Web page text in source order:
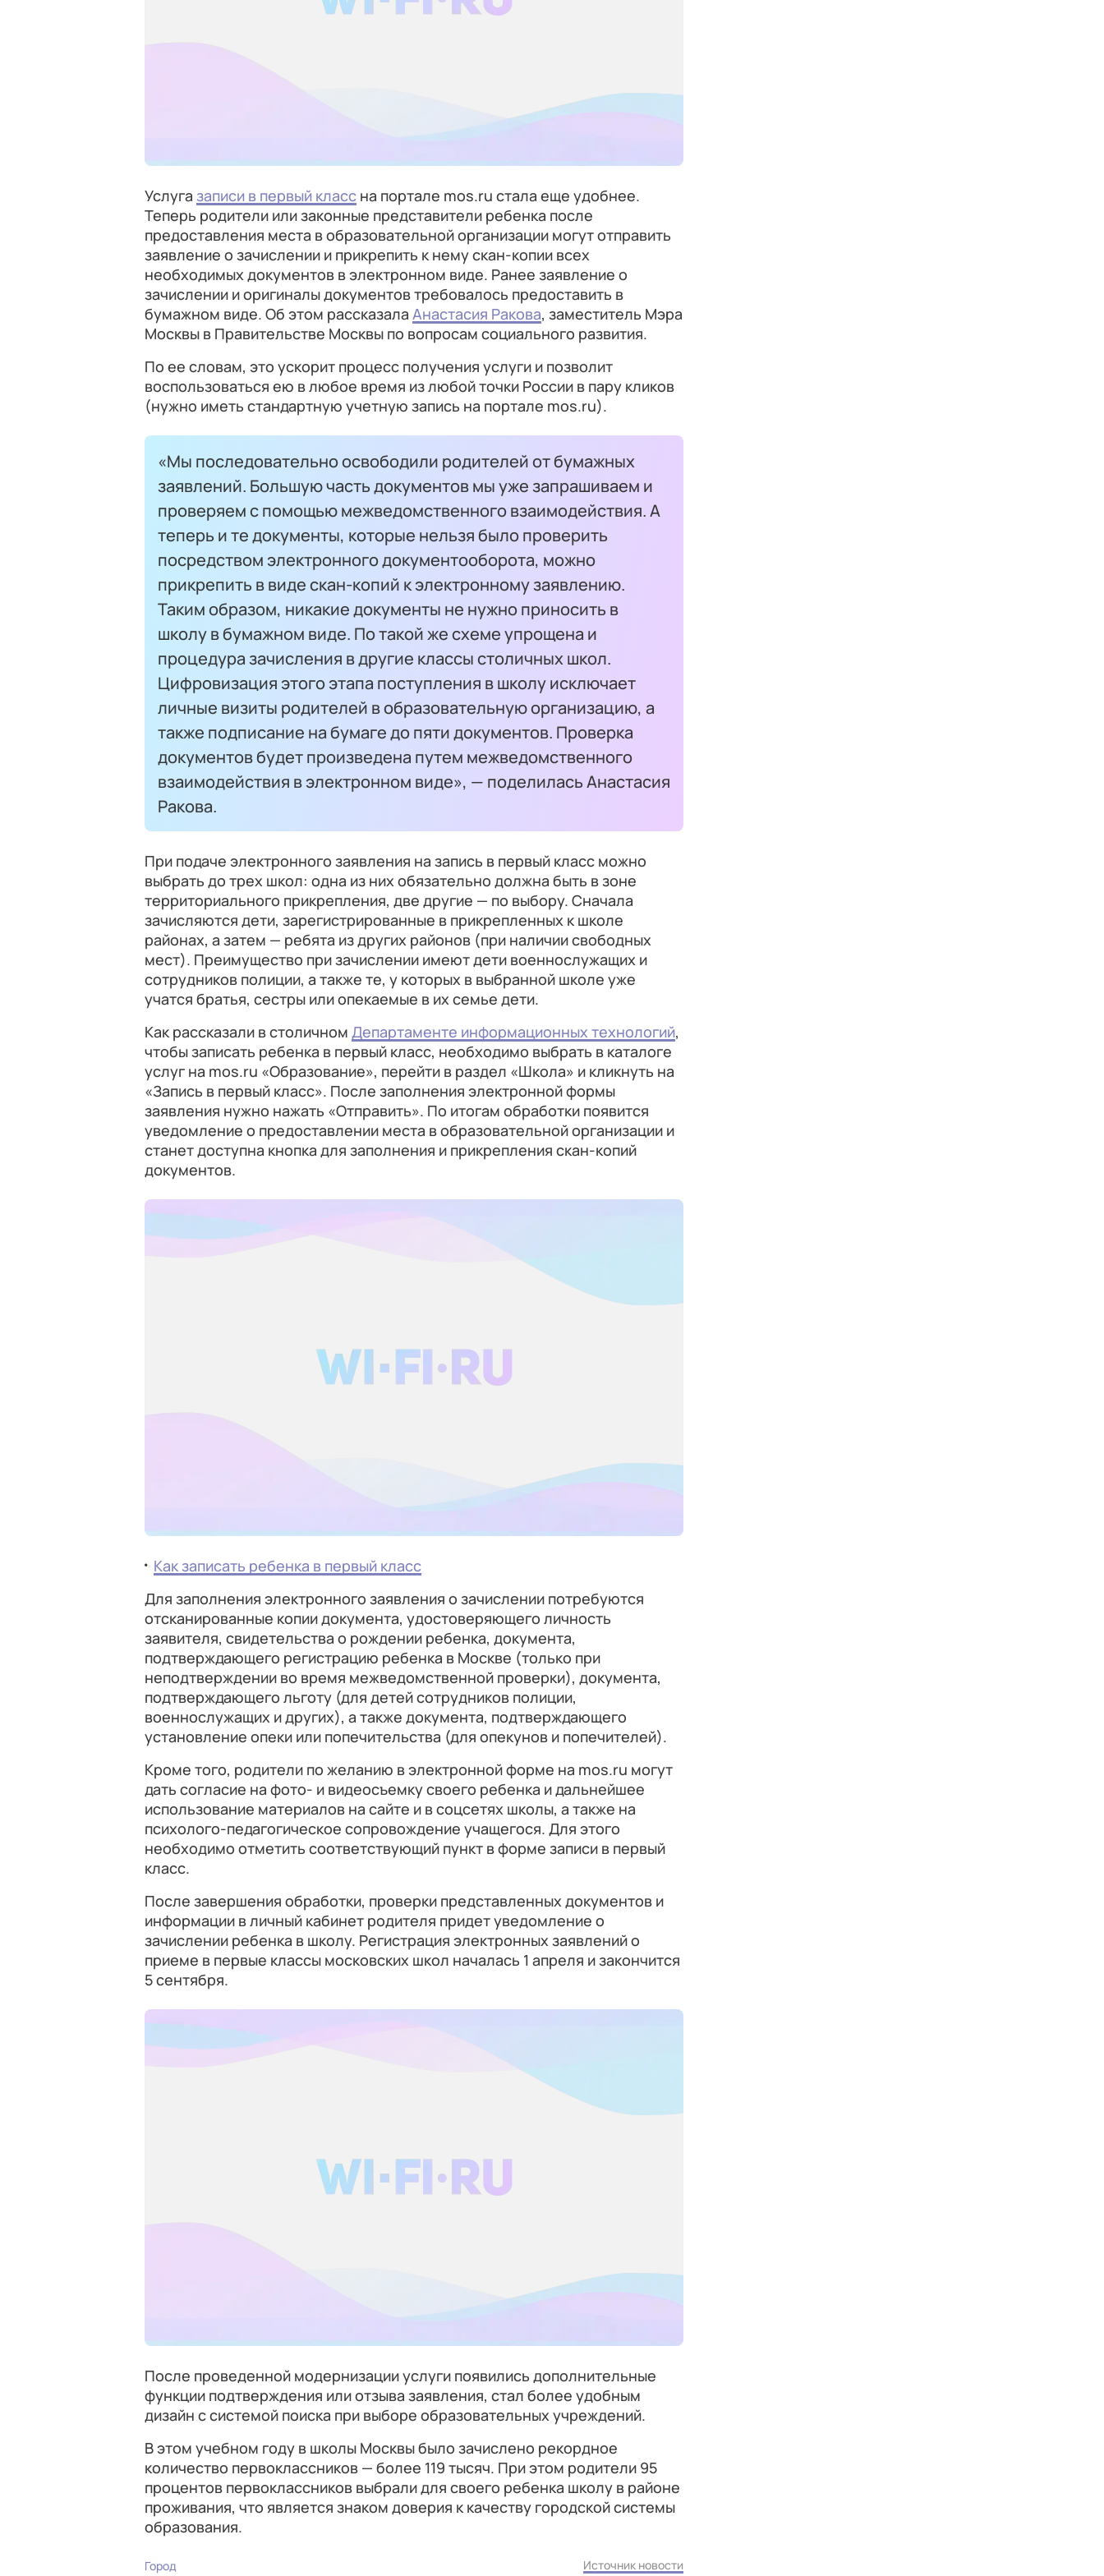
Услуга записи в первый класс на портале mos.ru стала еще удобнее.
Теперь родители или законные представители ребенка после
предоставления места в образовательной организации могут отправить
заявление о зачислении и прикрепить к нему скан-копии всех
необходимых документов в электронном виде. Ранее заявление о
зачислении и оригиналы документов требовалось предоставить в
бумажном виде. Об этом рассказала Анастасия Ракова, заместитель Мэра
Москвы в Правительстве Москвы по вопросам социального развития.
По ее словам, это ускорит процесс получения услуги и позволит
воспользоваться ею в любое время из любой точки России в пару кликов
(нужно иметь стандартную учетную запись на портале mos.ru).
«Мы последовательно освободили родителей от бумажных
заявлений. Большую часть документов мы уже запрашиваем и
проверяем с помощью межведомственного взаимодействия. А
теперь и те документы, которые нельзя было проверить
посредством электронного документооборота, можно
прикрепить в виде скан-копий к электронному заявлению.
Таким образом, никакие документы не нужно приносить в
школу в бумажном виде. По такой же схеме упрощена и
процедура зачисления в другие классы столичных школ.
Цифровизация этого этапа поступления в школу исключает
личные визиты родителей в образовательную организацию, а
также подписание на бумаге до пяти документов. Проверка
документов будет произведена путем межведомственного
взаимодействия в электронном виде», — поделилась Анастасия
Ракова.
При подаче электронного заявления на запись в первый класс можно
выбрать до трех школ: одна из них обязательно должна быть в зоне
территориального прикрепления, две другие — по выбору. Сначала
зачисляются дети, зарегистрированные в прикрепленных к школе
районах, а затем — ребята из других районов (при наличии свободных
мест). Преимущество при зачислении имеют дети военнослужащих и
сотрудников полиции, а также те, у которых в выбранной школе уже
учатся братья, сестры или опекаемые в их семье дети.
Как рассказали в столичном Департаменте информационных технологий,
чтобы записать ребенка в первый класс, необходимо выбрать в каталоге
услуг на mos.ru «Образование», перейти в раздел «Школа» и кликнуть на
«Запись в первый класс». После заполнения электронной формы
заявления нужно нажать «Отправить». По итогам обработки появится
уведомление о предоставлении места в образовательной организации и
станет доступна кнопка для заполнения и прикрепления скан-копий
документов.
Как записать ребенка в первый класс
Для заполнения электронного заявления о зачислении потребуются
отсканированные копии документа, удостоверяющего личность
заявителя, свидетельства о рождении ребенка, документа,
подтверждающего регистрацию ребенка в Москве (только при
неподтверждении во время межведомственной проверки), документа,
подтверждающего льготу (для детей сотрудников полиции,
военнослужащих и других), а также документа, подтверждающего
установление опеки или попечительства (для опекунов и попечителей).
Кроме того, родители по желанию в электронной форме на mos.ru могут
дать согласие на фото- и видеосъемку своего ребенка и дальнейшее
использование материалов на сайте и в соцсетях школы, а также на
психолого-педагогическое сопровождение учащегося. Для этого
необходимо отметить соответствующий пункт в форме записи в первый
класс.
После завершения обработки, проверки представленных документов и
информации в личный кабинет родителя придет уведомление о
зачислении ребенка в школу. Регистрация электронных заявлений о
приеме в первые классы московских школ началась 1 апреля и закончится
5 сентября.
После проведенной модернизации услуги появились дополнительные
функции подтверждения или отзыва заявления, стал более удобным
дизайн с системой поиска при выборе образовательных учреждений.
В этом учебном году в школы Москвы было зачислено рекордное
количество первоклассников — более 119 тысяч. При этом родители 95
процентов первоклассников выбрали для своего ребенка школу в районе
проживания, что является знаком доверия к качеству городской системы
образования.
Город Источник новости